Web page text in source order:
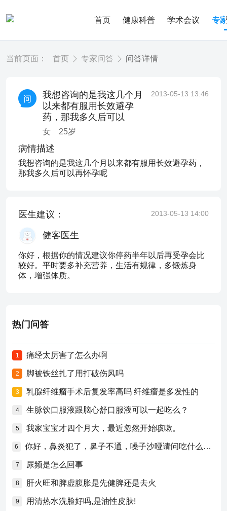
首页 健康科普 学术会议 专
当前页面： 首页 专家问答 问答详情
我想咨询的是我这几个月
以来都有服用长效避孕
药，那我多久后可以
女 25岁
2013-05-13 13:46
病情描述
我想咨询的是我这几个月以来都有服用长效避孕药，
那我多久后可以再怀孕呢
医生建议： 2013-05-13 14:00
健客医生
你好，根据你的情况建议你停药半年以后再受孕会比
较好。平时要多补充营养，生活有规律，多锻炼身
体，增强体质。
热门问答
1 痛经太厉害了怎么办啊
2 脚被铁丝扎了用打破伤风吗
3 乳腺纤维瘤手术后复发率高吗 纤维瘤是多发性的
4 生脉饮口服液跟脑心舒口服液可以一起吃么？
5 我家宝宝才四个月大，最近忽然开始咳嗽。
6 你好，鼻炎犯了，鼻子不通，嗓子沙哑请问吃什么药比较好？
7 尿频是怎么回事
8 肝火旺和脾虚腹胀是先健脾还是去火
9 用清热水洗脸好吗,是油性皮肤!